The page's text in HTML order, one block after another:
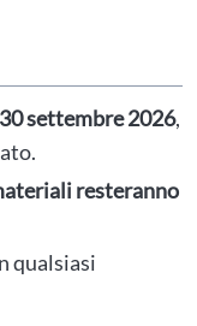
30 settembre 2026,
resteranno
qualsiasi